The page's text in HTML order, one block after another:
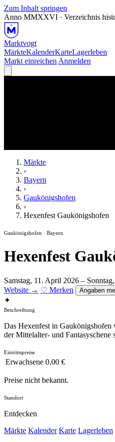
Zum Inhalt springen
Anno MMXXVI · Verzeichnis
Marktvogt
MärkteKalenderKarteLagerleben
Markt einreichen Anmelden
Märkte
›
Bayern
›
Gaukönigshofen
›
Hexenfest Gaukönigshofen
Gaukönigshofen · Bayern
Hexenfest
Samstag, 11. April 2026 –
Website → ♡ Merken Angaben
✦
Beschreibung
Das Hexenfest in Gaukönigshofen
der Mittelalter- und
Eintrittspreise
Erwachsene 0,00 €
Preise nicht bekannt.
Standort
Entdecken
Märkte Kalender Karte Lagerleben